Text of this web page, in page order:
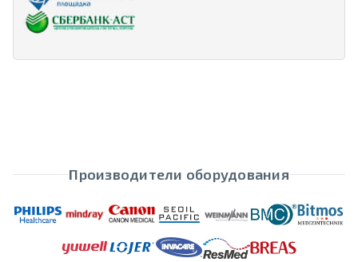
Производители оборудования